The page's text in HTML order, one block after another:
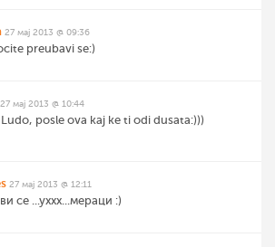
27 мај 2013 @ 09:36
preubavi se:)
27 мај 2013 @ 10:44
posle ova kaj ke ti odi dusata:)))
27 мај 2013 @ 12:11
се ...уххх...мераци :)